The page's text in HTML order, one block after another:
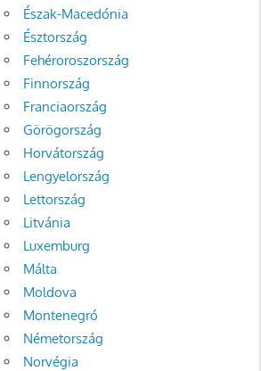
Észak-Macedónia
Észtország
Fehéroroszország
Finnország
Franciaország
Görögország
Horvátország
Lengyelország
Lettország
Litvánia
Luxemburg
Málta
Moldova
Montenegró
Németország
Norvégia